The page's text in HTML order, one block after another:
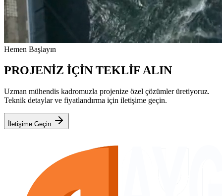
Hemen Başlayın
PROJENİZ İÇİN TEKLİF ALIN
Uzman mühendis kadromuzla projenize özel çözümler üretiyoruz.
Teknik detaylar ve fiyatlandırma için iletişime geçin.
İletişime Geçin